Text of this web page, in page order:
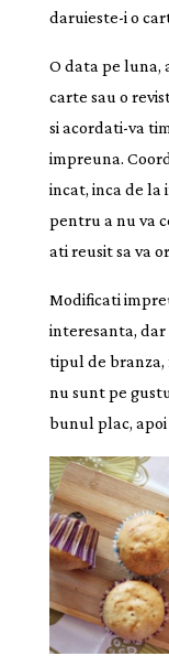
daruieste-i o
O data pe luna,
carte sau o
si acordati-va
impreuna.
incat, inca de la
pentru a nu va
ati reusit sa va
Modificati
interesanta, dar
tipul de branza,
nu sunt pe
bunul plac,